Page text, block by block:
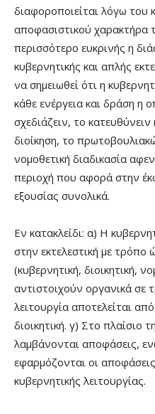
διαφοροποιείται λόγω του
αποφασιστικού χαρακτήρα
περισσότερο ευκρινής η
κυβερνητικής και απλής
να σημειωθεί ότι η
κάθε ενέργεια και δράση η
σχεδιάζειν, το
διοίκηση, το
νομοθετική διαδικασία
περιοχή που αφορά στην
εξουσίας συνολικά.
Εν κατακλείδι: α) Η
στην εκτελεστική με τρόπο
(κυβερνητική, διοικητική,
αντιστοιχούν οργανικά σε
λειτουργία αποτελείται
διοικητική. γ) Στο πλαίσιο
λαμβάνονται αποφάσεις,
εφαρμόζονται οι
κυβερνητικής λειτουργίας.